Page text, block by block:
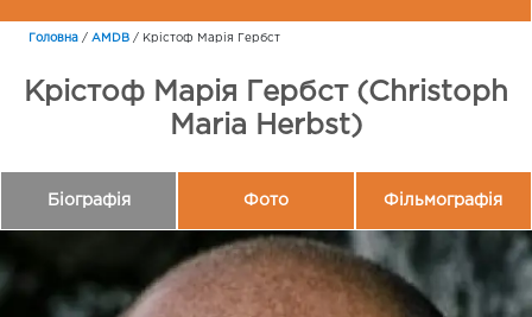
Головна / AMDB / Крістоф Марія Гербст
Крістоф Марія Гербст (Christoph
Maria Herbst)
Біографія Фото Фільмографія